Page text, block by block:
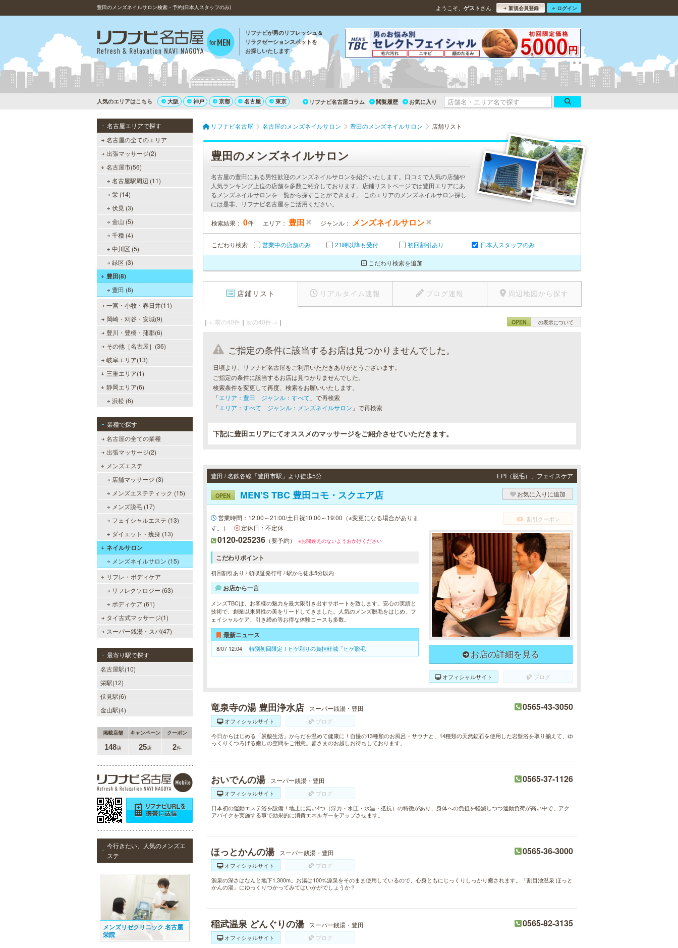
豊田のメンズネイルサロン検索・予約(日本人スタッフのみ) ようこそ、 ゲスト さん 新規会員登録 ログイン
リフナビが男のリフレッシュ＆
リラクゼーションスポットを
お探しいたします
人気のエリアはこちら 大阪 神戸 京都 名古屋 東京 リフナビ名古屋コラム 閲覧履歴 お気に入り
名古屋エリアで探す
名古屋の全てのエリア
出張マッサージ(2)
名古屋市(56)
名古屋駅周辺 (11)
栄 (14)
伏見 (3)
金山 (5)
千種 (4)
中川区 (5)
緑区 (3)
豊田(8)
豊田 (8)
一宮・小牧・春日井(11)
岡崎・刈谷・安城(9)
豊川・豊橋・蒲郡(6)
その他［名古屋］(36)
岐阜エリア(13)
三重エリア(1)
静岡エリア(6)
浜松 (6)
業種で探す
名古屋の全ての業種
出張マッサージ(2)
メンズエステ
店舗マッサージ (3)
メンズエステティック (15)
メンズ脱毛 (17)
フェイシャルエステ (13)
ダイエット・痩身 (13)
ネイルサロン
メンズネイルサロン (15)
リフレ・ボディケア
リフレクソロジー (63)
ボディケア (61)
タイ古式マッサージ(1)
スーパー銭湯・スパ(47)
最寄り駅で探す
名古屋駅(10)
栄駅(12)
伏見駅(6)
金山駅(4)
掲載店舗 キャンペーン クーポン
148店 25店 2件
今行きたい、人気のメンズエ
ステ
メンズリゼクリニック 名古屋
栄院
リフナビ名古屋 名古屋のメンズネイルサロン 豊田のメンズネイルサロン 店舗リスト
豊田のメンズネイルサロン
名古屋の豊田にある男性歓迎のメンズネイルサロンを紹介いたします。口コミで人気の店舗や
人気ランキング上位の店舗を多数ご紹介しております。店鋪リストページでは豊田エリアにあ
るメンズネイルサロンを一覧から探すことができます。 このエリアのメンズネイルサロン探し
には是非、リフナビ名古屋をご活用ください。
検索結果： 0件 エリア： 豊田 ジャンル： メンズネイルサロン
こだわり検索 営業中の店舗のみ 21時以降も受付 初回割引あり 日本人スタッフのみ
こだわり検索を追加
店鋪リスト リアルタイム速報 ブログ速報 周辺地図から探す
｜ ←前の40件 ｜ 次の40件→ ｜ OPEN の表示について
ご指定の条件に該当するお店は見つかりませんでした。
日頃より、リフナビ名古屋をご利用いただきありがとうございます。
ご指定の条件に該当するお店は見つかりませんでした。
検索条件を変更して再度、検索をお願いいたします。
「エリア：豊田 ジャンル：すべて 」で再検索
「エリア：すべて ジャンル：メンズネイルサロン 」で再検索
下記に豊田エリアにてオススメのマッサージをご紹介させていただきます。
豊田 / 名鉄各線「豊田市駅」より徒歩5分 EPI（脱毛）、フェイスケア
OPEN MEN’S TBC 豊田コモ・スクエア店 お気に入りに追加
営業時間：12:00～21:00/土日祝10:00～19:00（※変更になる場合がありま
す。）
定休日：不定休
0120-025236 （要予約） ※お間違えのないようおかけください
こだわりポイント
初回割引あり / 領収証発行可 / 駅から徒歩5分以内
お店から一言
メンズTBCは、お客様の魅力を最大限引き出すサポートを致します。安心の実績と
技術で、創業以来男性の美をリードしてきました。人気のメンズ脱毛をはじめ、フ
ェイシャルケア、引き締め等お得な体験コースも多数。
最新ニュース
8/07 12:04 特別初回限定！ヒゲ剃りの負担軽減「ヒゲ脱毛」
割引クーポン
お店の詳細を見る
オフィシャルサイト ブログ
竜泉寺の湯 豊田浄水店 スーパー銭湯・豊田 0565-43-3050
オフィシャルサイト
ブログ
今日からはじめる「炭酸生活」からだを温めて健康に！自慢の13種類のお風呂・サウナと、14種類の天然鉱石を使用した岩盤浴を取り揃えて、ゆ
っくりくつろげる癒しの空間をご用意。皆さまのお越しお待ちしております。
おいでんの湯 スーパー銭湯・豊田 0565-37-1126
オフィシャルサイト
ブログ
日本初の運動エステ浴を設備！地上に無い4つ（浮力・水圧・水温・抵抗）の特徴があり、身体への負担を軽減しつつ運動負荷が高い中で、アク
アバイクを実施する事で効果的に消費エネルギーをアップさせます。
ほっとかんの湯 スーパー銭湯・豊田 0565-36-3000
オフィシャルサイト
ブログ
源泉の深さはなんと地下1,300m。お湯は100%源泉をそのまま使用しているので、心身ともにじっくりしっかり癒されます。「割目池温泉 ほっと
かんの湯」にゆっくりつかってみてはいかがでしょうか？
稲武温泉 どんぐりの湯 スーパー銭湯・豊田 0565-82-3135
オフィシャルサイト
ブログ